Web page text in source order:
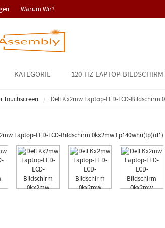
Warum Wir?
KATEGORIE 120-HZ-LAPTOP-BILDSCHIRM
Touchscreen Dell Kx2mw Laptop-LED-LCD-Bildschirm